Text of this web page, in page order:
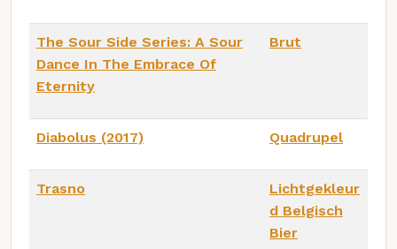
The Sour Side Series: A Sour
Dance In The Embrace Of
Eternity
Brut
Diabolus (2017) Quadrupel
Trasno
Lichtgekleur
d Belgisch
Bier